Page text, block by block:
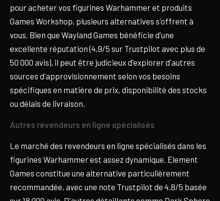
pour acheter vos figurines Warhammer et produits
Games Workshop, plusieurs alternatives s'offrent à
vous. Bien que Wayland Games bénéficie d'une
excellente réputation (4,9/5 sur Trustpilot avec plus de
50 000 avis), il peut être judicieux d'explorer d'autres
sources d'approvisionnement selon vos besoins
spécifiques en matière de prix, disponibilité des stocks
ou délais de livraison.
Autres revendeurs en ligne spécialisés
Le marché des revendeurs en ligne spécialisés dans les
figurines Warhammer est assez dynamique. Element
Games constitue une alternative particulièrement
recommandée, avec une note Trustpilot de 4,8/5 basée